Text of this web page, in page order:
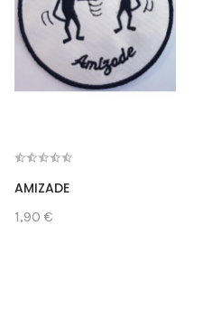
AMIZADE
1,90 €